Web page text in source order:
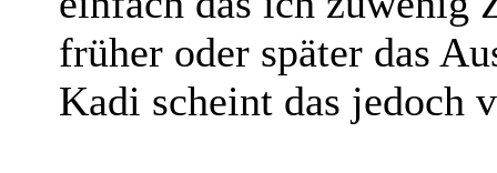
früher oder später das
Kadi scheint das jedoch